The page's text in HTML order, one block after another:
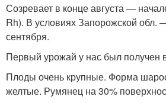
Созревает в конце августа —
Rh). В условиях Запорожской обл.
сентября.
Первый урожай у нас был получен
Плоды очень крупные. Форма
желтые. Румянец на 30%